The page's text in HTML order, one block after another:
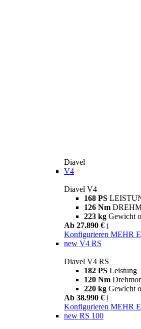
Diavel
V4
Diavel V4
168 PS
126 Nm
223 kg Gewicht
Ab 27.890 € i
Konfigurieren MEHR
new V4 RS
Diavel V4 RS
182 PS Leistung
120 Nm
220 kg Gewicht
Ab 38.990 € i
Konfigurieren MEHR
new RS 100